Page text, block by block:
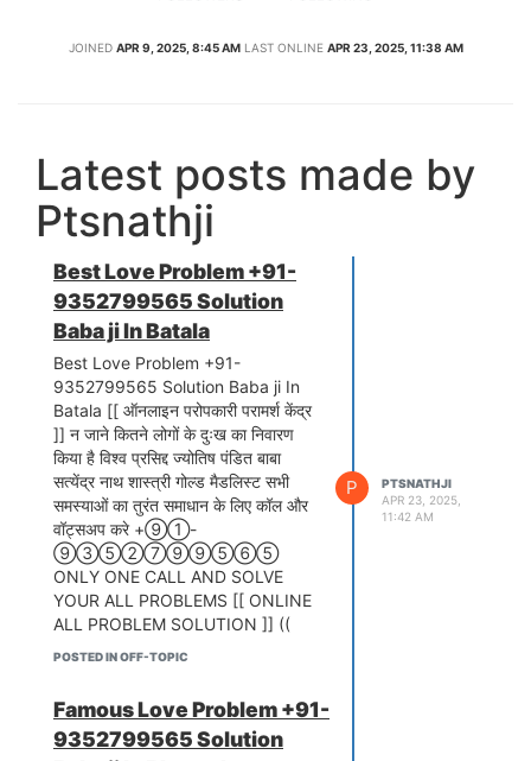
JOINED APR 9, 2025, 8:45 AM LAST ONLINE APR 23, 2025, 11:38 AM
Latest posts made by
Ptsnathji
Best Love Problem +91-
9352799565 Solution
Baba ji In Batala
Best Love Problem +91-
9352799565 Solution Baba ji In
Batala [[ ऑनलाइन परोपकारी परामर्श केंद्र
]] न जाने कितने लोगों के दुःख का निवारण
किया है विश्व प्रसिद्द ज्योतिष पंडित बाबा
सत्येंद्र नाथ शास्त्री गोल्ड मैडलिस्ट सभी
समस्याओं का तुरंत समाधान के लिए कॉल और
वॉट्सअप करे +⑨①-
⑨③⑤②⑦⑨⑨⑤⑥⑤
ONLY ONE CALL AND SOLVE
YOUR ALL PROBLEMS [[ ONLINE
ALL PROBLEM SOLUTION ]] ((
पहले समाधान। फिर विश्वास )) तुरंत फ़ोन करे
गृहक्लेश से छुटकारा, वशीकरण, गृहक्लेश,
व्यापारिक समस्या,विवाह में रुकावट, ऋण होना,
POSTED IN OFF-TOPIC
P
PTSNATHJI
APR 23, 2025,
11:42 AM
Famous Love Problem +91-
9352799565 Solution